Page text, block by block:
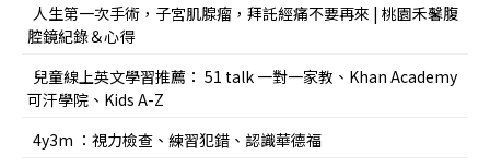
人生第一次手術，子宮肌腺瘤，拜託經痛不要再來 | 桃園禾馨腹
腔鏡紀錄＆心得
兒童線上英文學習推薦： 51 talk 一對一家教、Khan Academy
可汗學院、Kids A-Z
4y3m ：視力檢查、練習犯錯、認識華德福